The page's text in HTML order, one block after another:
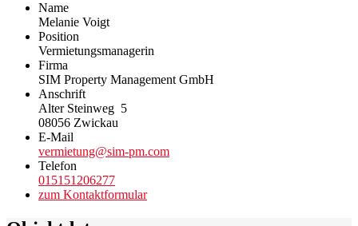
Name
Melanie Voigt
Position
Vermietungsmanagerin
Firma
SIM Property Management GmbH
Anschrift
Alter Steinweg 5
08056 Zwickau
E-Mail
vermietung@sim-pm.com
Telefon
015151206277
zum Kontaktformular